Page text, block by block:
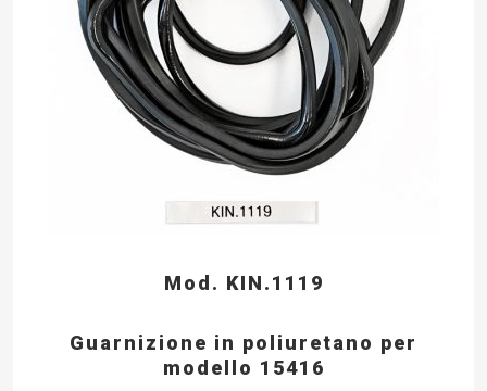
Mod. KIN.1119
Guarnizione in poliuretano per
modello 15416